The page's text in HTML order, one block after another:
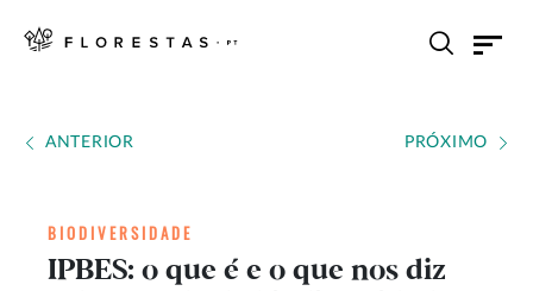
ANTERIOR PRÓXIMO
BIODIVERSIDADE
IPBES: o que é e o que nos diz